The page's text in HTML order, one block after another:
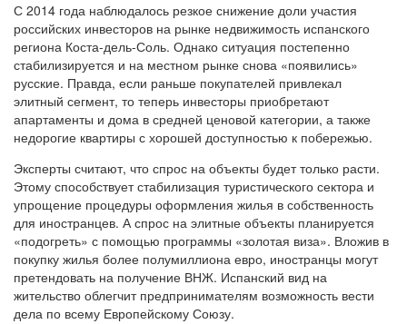
С 2014 года наблюдалось резкое снижение доли участия
российских инвесторов на рынке недвижимость испанского
региона Коста-дель-Соль. Однако ситуация постепенно
стабилизируется и на местном рынке снова «появились»
русские. Правда, если раньше покупателей привлекал
элитный сегмент, то теперь инвесторы приобретают
апартаменты и дома в средней ценовой категории, а также
недорогие квартиры с хорошей доступностью к побережью.
Эксперты считают, что спрос на объекты будет только расти.
Этому способствует стабилизация туристического сектора и
упрощение процедуры оформления жилья в собственность
для иностранцев. А спрос на элитные объекты планируется
«подогреть» с помощью программы «золотая виза». Вложив в
покупку жилья более полумиллиона евро, иностранцы могут
претендовать на получение ВНЖ. Испанский вид на
жительство облегчит предпринимателям возможность вести
дела по всему Европейскому Союзу.